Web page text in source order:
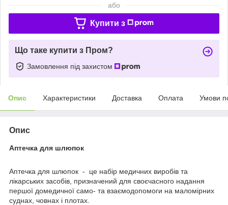
або
Купити з
Що таке купити з Пром?
Замовлення під захистом
Опис Характеристики Доставка Оплата Умови
Опис
Аптечка для шлюпок
Аптечка для шлюпок - це набір медичних виробів та
лікарських засобів, призначений для своєчасного надання
першої домедичної само- та взаємодопомоги на маломірних
суднах, човнах і плотах.